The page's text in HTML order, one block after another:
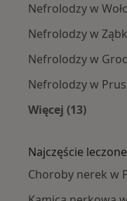
Nefrolodzy w
Nefrolodzy w
Nefrolodzy w
Nefrolodzy w
Więcej (13)
Najczęście
Choroby nerek w